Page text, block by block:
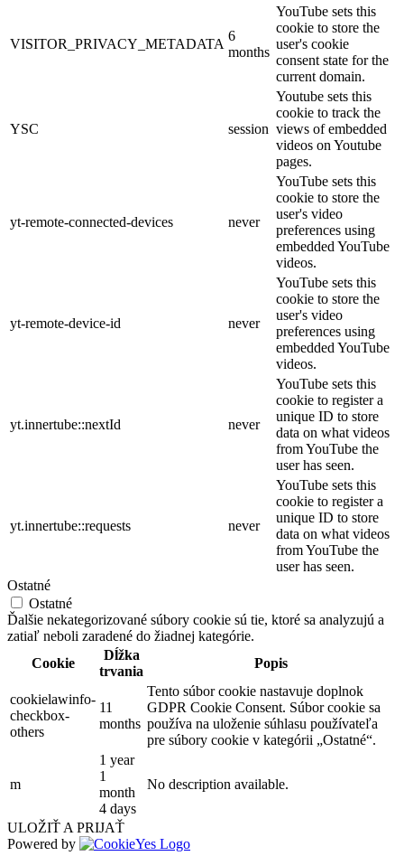
VISITOR_PRIVACY_METADATA
6
months
YouTube sets this
cookie to store the
user's cookie
consent state for the
current domain.
YSC session
Youtube sets this
cookie to track the
views of embedded
videos on Youtube
pages.
yt-remote-connected-devices never
YouTube sets this
cookie to store the
user's video
preferences using
embedded YouTube
videos.
yt-remote-device-id never
YouTube sets this
cookie to store the
user's video
preferences using
embedded YouTube
videos.
yt.innertube::nextId never
YouTube sets this
cookie to register a
unique ID to store
data on what videos
from YouTube the
user has seen.
yt.innertube::requests never
YouTube sets this
cookie to register a
unique ID to store
data on what videos
from YouTube the
user has seen.
Ostatné
Ostatné
Ďalšie nekategorizované súbory cookie sú tie, ktoré sa analyzujú a
zatiaľ neboli zaradené do žiadnej kategórie.
Cookie
Dĺžka
trvania
Popis
cookielawinfo-
checkbox-
others
11
months
Tento súbor cookie nastavuje doplnok
GDPR Cookie Consent. Súbor cookie sa
používa na uloženie súhlasu používateľa
pre súbory cookie v kategórii „Ostatné“.
m
1 year
1
month
4 days
No description available.
ULOŽIŤ A PRIJAŤ
Powered by